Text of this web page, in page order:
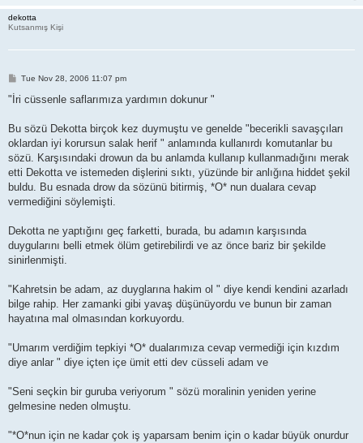
dekotta
Kutsanmış Kişi
P
s
Tue Nov 28, 2006 11:07 pm
"İri cüssenle saflarımıza yardımın dokunur "
Bu sözü Dekotta birçok kez duymuştu ve genelde "becerikli savaşçıları
oklardan iyi korursun salak herif " anlamında kullanırdı komutanlar bu
sözü. Karşısındaki drowun da bu anlamda kullanıp kullanmadığını merak
etti Dekotta ve istemeden dişlerini sıktı, yüzünde bir anlığına hiddet şekil
buldu. Bu esnada drow da sözünü bitirmiş, *O* nun dualara cevap
vermediğini söylemişti.
Dekotta ne yaptığını geç farketti, burada, bu adamın karşısında
duygularını belli etmek ölüm getirebilirdi ve az önce bariz bir şekilde
sinirlenmişti.
"Kahretsin be adam, az duyglarına hakim ol " diye kendi kendini azarladı
bilge rahip. Her zamanki gibi yavaş düşünüyordu ve bunun bir zaman
hayatına mal olmasından korkuyordu.
"Umarım verdiğim tepkiyi *O* dualarımıza cevap vermediği için kızdım
diye anlar " diye içten içe ümit etti dev cüsseli adam ve
"Seni seçkin bir guruba veriyorum " sözü moralinin yeniden yerine
gelmesine neden olmuştu.
"*O*nun için ne kadar çok iş yaparsam benim için o kadar büyük onurdur